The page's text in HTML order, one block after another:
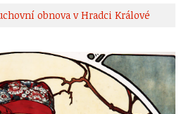
obnova v Hradci Králové